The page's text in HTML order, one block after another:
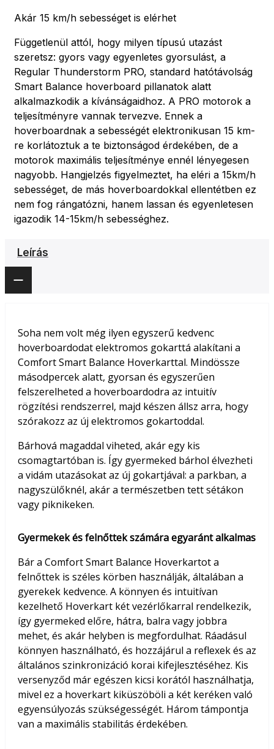
Akár 15 km/h sebességet is elérhet
Függetlenül attól, hogy milyen típusú utazást
szeretsz: gyors vagy egyenletes gyorsulást, a
Regular Thunderstorm PRO, standard hatótávolság
Smart Balance hoverboard pillanatok alatt
alkalmazkodik a kívánságaidhoz. A PRO motorok a
teljesítményre vannak tervezve. Ennek a
hoverboardnak a sebességét elektronikusan 15 km-
re korlátoztuk a te biztonságod érdekében, de a
motorok maximális teljesítménye ennél lényegesen
nagyobb. Hangjelzés figyelmeztet, ha eléri a 15km/h
sebességet, de más hoverboardokkal ellentétben ez
nem fog rángatózni, hanem lassan és egyenletesen
igazodik 14-15km/h sebességhez.
Leírás
Soha nem volt még ilyen egyszerű kedvenc
hoverboardodat elektromos gokarttá alakítani a
Comfort Smart Balance Hoverkarttal. Mindössze
másodpercek alatt, gyorsan és egyszerűen
felszerelheted a hoverboardodra az intuitív
rögzítési rendszerrel, majd készen állsz arra, hogy
szórakozz az új elektromos gokartoddal.
Bárhová magaddal viheted, akár egy kis
csomagtartóban is. Így gyermeked bárhol élvezheti
a vidám utazásokat az új gokartjával: a parkban, a
nagyszülőknél, akár a természetben tett sétákon
vagy piknikeken.
Gyermekek és felnőttek számára egyaránt alkalmas
Bár a Comfort Smart Balance Hoverkartot a
felnőttek is széles körben használják, általában a
gyerekek kedvence. A könnyen és intuitívan
kezelhető Hoverkart két vezérlőkarral rendelkezik,
így gyermeked előre, hátra, balra vagy jobbra
mehet, és akár helyben is megfordulhat. Ráadásul
könnyen használható, és hozzájárul a reflexek és az
általános szinkronizáció korai kifejlesztéséhez. Kis
versenyződ már egészen kicsi korától használhatja,
mivel ez a hoverkart kiküszöböli a két keréken való
egyensúlyozás szükségességét. Három támpontja
van a maximális stabilitás érdekében.